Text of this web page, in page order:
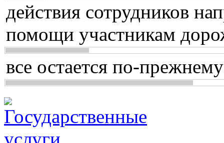
действия сотрудников
помощи участникам
все остается по-